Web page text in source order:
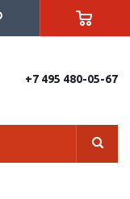
+7 495 480-05-67